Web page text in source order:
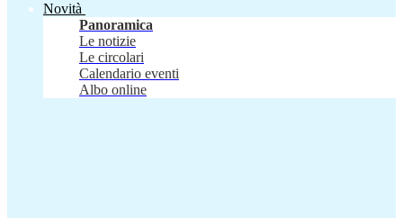
Novità
Panoramica
Le notizie
Le circolari
Calendario eventi
Albo online